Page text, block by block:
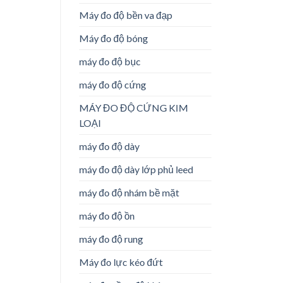
Máy đo độ bền va đạp
Máy đo độ bóng
máy đo độ bục
máy đo độ cứng
MÁY ĐO ĐỘ CỨNG KIM
LOẠI
máy đo độ dày
máy đo độ dày lớp phủ leed
máy đo độ nhám bề mặt
máy đo độ ồn
máy đo độ rung
Máy đo lực kéo đứt